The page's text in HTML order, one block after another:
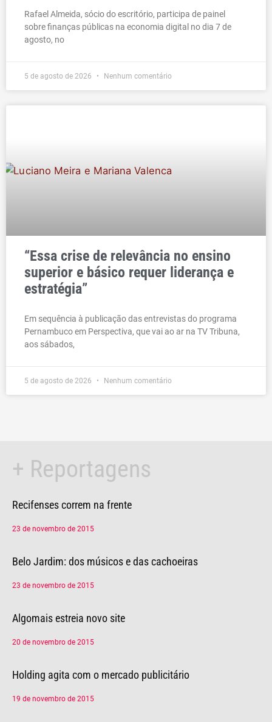
Rafael Almeida, sócio do escritório, participa de painel
sobre finanças públicas na economia digital no dia 7 de
agosto, no
5 de agosto de 2026 Nenhum comentário
“Essa crise de relevância no ensino
superior e básico requer liderança e
estratégia”
Em sequência à publicação das entrevistas do programa
Pernambuco em Perspectiva, que vai ao ar na TV Tribuna,
aos sábados,
5 de agosto de 2026 Nenhum comentário
+ Reportagens
Recifenses correm na frente
23 de novembro de 2015
Belo Jardim: dos músicos e das cachoeiras
23 de novembro de 2015
Algomais estreia novo site
20 de novembro de 2015
Holding agita com o mercado publicitário
19 de novembro de 2015
PáginaPágina
Página